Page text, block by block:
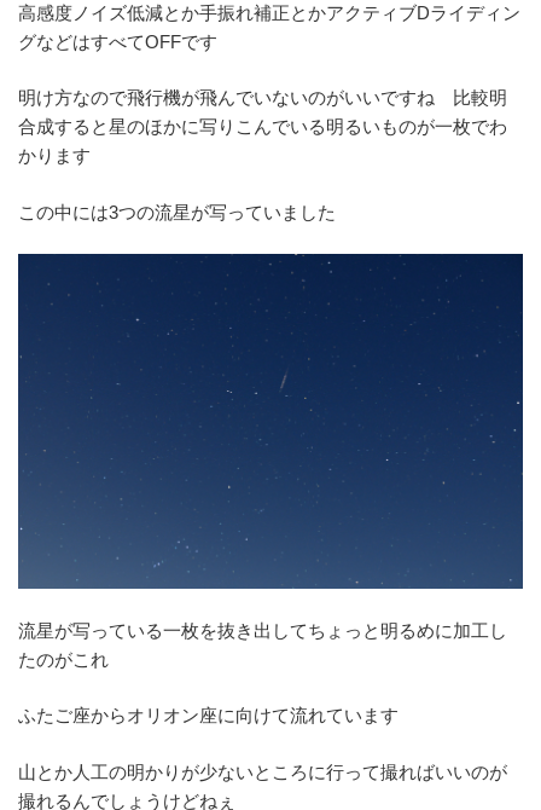
高感度ノイズ低減とか手振れ補正とかアクティブDライディン
グなどはすべてOFFです
明け方なので飛行機が飛んでいないのがいいですね 比較明
合成すると星のほかに写りこんでいる明るいものが一枚でわ
かります
この中には3つの流星が写っていました
流星が写っている一枚を抜き出してちょっと明るめに加工し
たのがこれ
ふたご座からオリオン座に向けて流れています
山とか人工の明かりが少ないところに行って撮ればいいのが
撮れるんでしょうけどねぇ